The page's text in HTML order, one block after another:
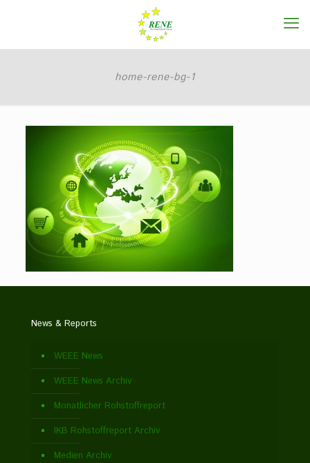
home-rene-bg-1
News & Reports
WEEE News
WEEE News Archiv
Monatlicher Rohstoffreport
IKB Rohstoffreport Archiv
Medien Archiv